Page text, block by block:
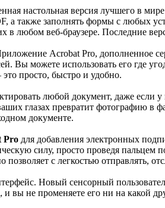
настольная версия лучшего в
а также заполнять формы с любых
любом веб-браузере. Последние
Acrobat Pro, дополненное
Вы можете использовать его где
просто, быстро и удобно.
любой документ, даже
глазах превратит фотографию
документе.
Pro для добавления электронных
силу, просто проведя пальцем
с легкостью отправлять,
Новый сенсорный
вы не променяете его ни на какой